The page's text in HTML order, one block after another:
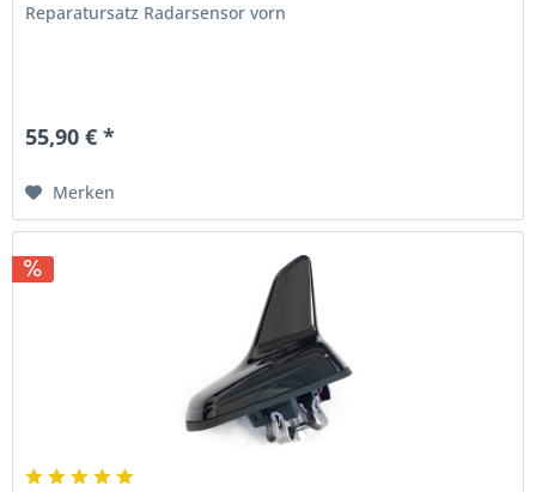
Reparatursatz Radarsensor vorn
55,90 € *
Merken